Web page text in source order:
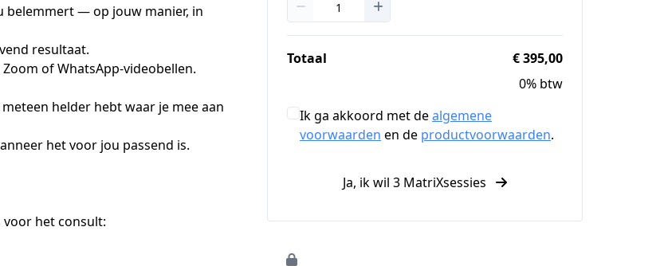
belemmert — op jouw manier, in
resultaat.
of WhatsApp-videobellen.
helder hebt waar je mee aan
het voor jou passend is.
het consult:
Totaal
€ 395,00
0% btw
Ik ga akkoord met dealgemene
voorwaarden en de productvoorwaarden.
Ja, ik wil 3 MatriXsessies